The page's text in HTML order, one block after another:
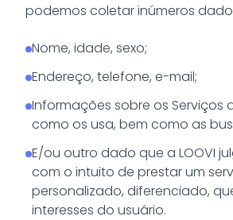
podemos coletar inúmeros
Nome, idade, sexo;
Endereço, telefone, e-mail;
Informações sobre os Serviços
como os usa, bem como as
E/ou outro dado que a LOOVI
com o intuito de prestar um
personalizado, diferenciado,
interesses do usuário.